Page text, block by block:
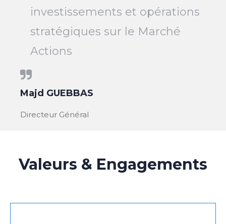
investissements et opérations
stratégiques sur le Marché
Actions
Majd GUEBBAS
Directeur Général
Valeurs & Engagements